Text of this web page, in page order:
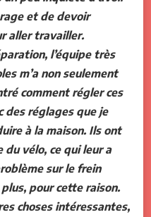
et de devoir
aller travailler.
l’équipe très
m’a non seulement
comment régler ces
des réglages que je
à la maison. Ils ont
vélo, ce qui leur a
sur le frein
pour cette raison.
choses intéressantes,